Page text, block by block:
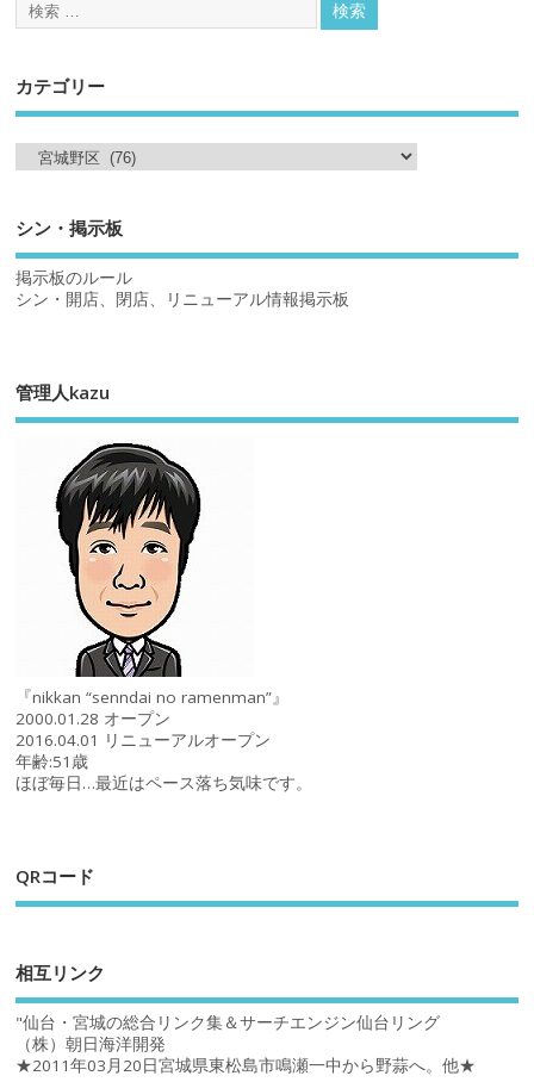
カテゴリー
シン・掲示板
掲示板のルール
シン・開店、閉店、リニューアル情報掲示板
管理人kazu
『nikkan “senndai no ramenman”』
2000.01.28 オープン
2016.04.01 リニューアルオープン
年齢:51歳
ほぼ毎日…最近はペース落ち気味です。
QRコード
相互リンク
"仙台・宮城の総合リンク集＆サーチエンジン仙台リング
（株）朝日海洋開発
★2011年03月20日宮城県東松島市鳴瀬一中から野蒜へ。他★